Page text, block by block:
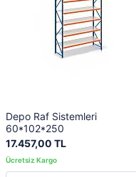
Depo Raf Sistemleri
60*102*250
17.457,00 TL